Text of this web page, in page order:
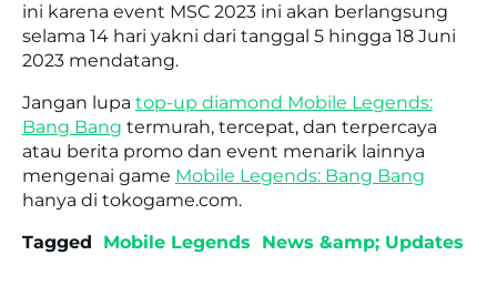
ini karena event MSC 2023 ini akan berlangsung
selama 14 hari yakni dari tanggal 5 hingga 18 Juni
2023 mendatang.
Jangan lupa top-up diamond Mobile Legends:
Bang Bang termurah, tercepat, dan terpercaya
atau berita promo dan event menarik lainnya
mengenai game Mobile Legends: Bang Bang
hanya di tokogame.com.
Tagged
Mobile Legends News &amp; Updates